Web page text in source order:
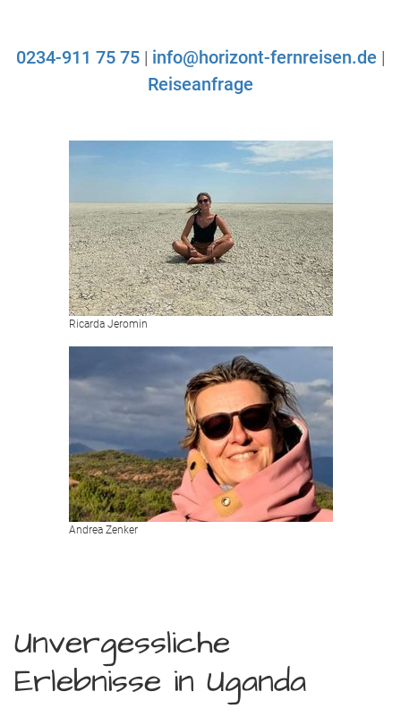
0234-911 75 75 | info@horizont-fernreisen.de |
Reiseanfrage
Ricarda Jeromin
Andrea Zenker
Unvergessliche
Erlebnisse in Uganda